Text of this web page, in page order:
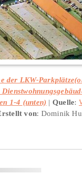
der LKW-
1-4 (unten)
Quelle:
von: Dominik